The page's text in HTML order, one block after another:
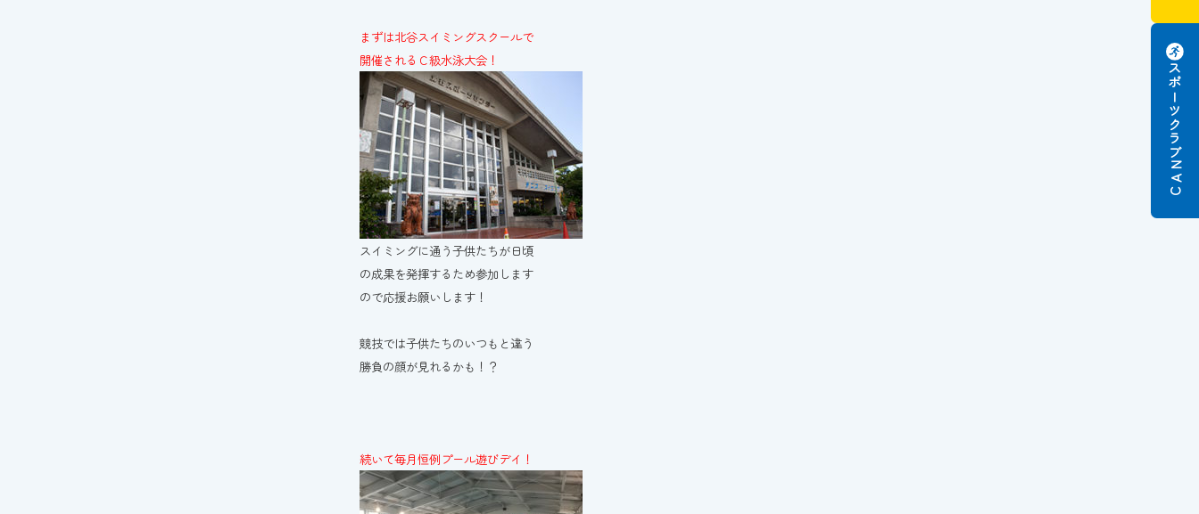
まずは北谷スイミングスクールで
開催されるＣ級水泳大会！
スイミングに通う子供たちが日頃
の成果を発揮するため参加します
ので応援お願いします！
競技では子供たちのいつもと違う
勝負の顔が見れるかも！？
続いて毎月恒例プール遊びデイ！
スポーツクラブ
N
A
C